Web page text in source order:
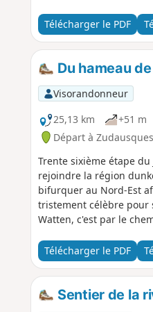
Télécharger le PDF
Du hameau
Visorandonneur
25,13 km
+51 m
Départ à
Trente sixième étape
rejoindre la région
bifurquer au Nord-Est
tristement célèbre pour
Watten, c'est par le
Télécharger le PDF
Sentier de la